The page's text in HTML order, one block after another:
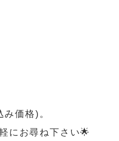
価格)。
にお尋ね下さい🌟